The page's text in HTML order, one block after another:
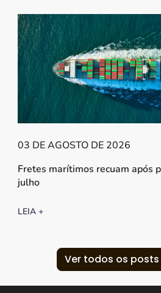
03 DE AGOSTO DE 2026
Fretes marítimos recuam após
julho
LEIA +
Ver todos os posts